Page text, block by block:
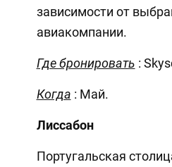
зависимости от
авиакомпании.
Где бронировать :
Когда : Май.
Лиссабон
Португальская